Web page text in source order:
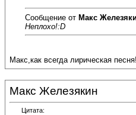
Сообщение от Макс
Неплохо!:D
Макс,как всегда лирическая
Макс Железякин
Цитата: